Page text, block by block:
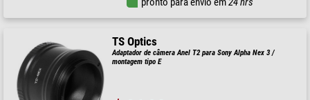
TS Optics
Adaptador de câmera Anel T2 para Sony Alpha Nex 3 /
montagem tipo E